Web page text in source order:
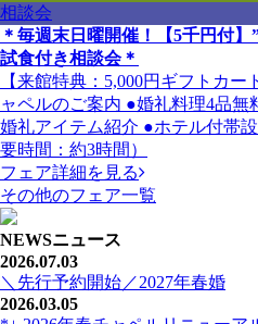
相談会
＊毎週末日曜開催！【5千円付
試食付き相談会＊
【来館特典：5,000円ギフトカ
ャペルのご案内 ●婚礼料理4品
婚礼アイテム紹介 ●ホテル付帯
要時間：約3時間）
フェア詳細を見る
その他のフェア一覧
NEWSニュース
2026.07.03
＼先行予約開始／2027年春婚
2026.03.05